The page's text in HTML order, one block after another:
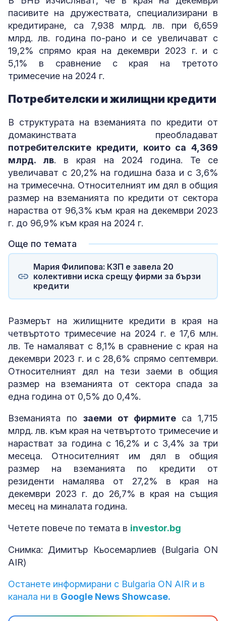
пасивите на дружествата, специализирани в
кредитиране, са 7,938 млрд. лв. при 6,659
млрд. лв. година по-рано и се увеличават с
19,2% спрямо края на декември 2023 г. и с
5,1% в сравнение с края на третото
тримесечие на 2024 г.
Потребителски и жилищни кредити
В структурата на вземанията по кредити от
домакинствата преобладават
потребителските кредити, които са 4,369
млрд. лв. в края на 2024 година. Те се
увеличават с 20,2% на годишна база и с 3,6%
на тримесечна. Относителният им дял в общия
размер на вземанията по кредити от сектора
нараства от 96,3% към края на декември 2023
г. до 96,9% към края на 2024 г.
Още по темата
Мария Филипова: КЗП е завела 20
колективни иска срещу фирми за бързи
кредити
Размерът на жилищните кредити в края на
четвъртото тримесечие на 2024 г. е 17,6 млн.
лв. Те намаляват с 8,1% в сравнение с края на
декември 2023 г. и с 28,6% спрямо септември.
Относителният дял на тези заеми в общия
размер на вземанията от сектора спада за
една година от 0,5% до 0,4%.
Вземанията по заеми от фирмите са 1,715
млрд. лв. към края на четвъртото тримесечие и
нарастват за година с 16,2% и с 3,4% за три
месеца. Относителният им дял в общия
размер на вземанията по кредити от
резиденти намалява от 27,2% в края на
декември 2023 г. до 26,7% в края на същия
месец на миналата година.
Четете повече по темата в investor.bg
Снимка: Димитър Кьосемарлиев (Bulgaria ON
AIR)
Останете информирани с Bulgaria ON AIR и в
канала ни в Google News Showcase.